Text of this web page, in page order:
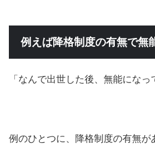
例えば降格制度の有無で無
「なんで出世した後、無能になっ
例のひとつに、降格制度の有無が